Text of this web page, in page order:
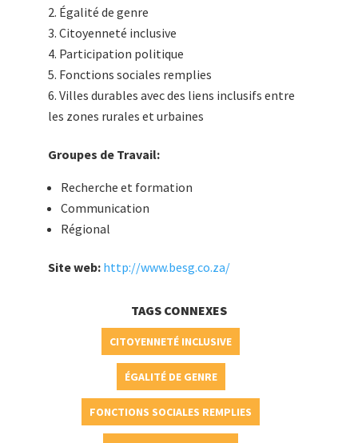
Égalité de genre
Citoyenneté inclusive
Participation politique
Fonctions sociales remplies
Villes durables avec des liens inclusifs entre
les zones rurales et urbaines
Groupes de Travail:
Recherche et formation
Communication
Régional
Site web: http://www.besg.co.za/
TAGS CONNEXES
CITOYENNETÉ INCLUSIVE
ÉGALITÉ DE GENRE
FONCTIONS SOCIALES REMPLIES